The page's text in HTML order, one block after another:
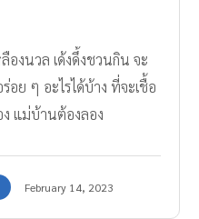
องนวล เด้งดึ้งชวนกิน จะ
อย ๆ อะไรได้บ้าง ที่จะเชื้อ
ง แม่บ้านต้องลอง
February 14, 2023